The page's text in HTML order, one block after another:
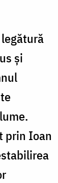
și
prin Ioan